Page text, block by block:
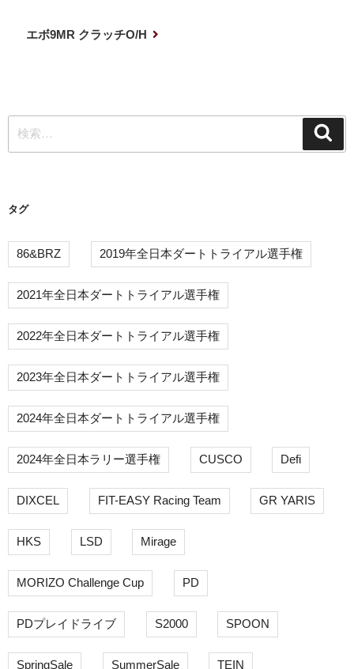
シ
ョ
エボ9MR クラッチO/H
索:
タグ
86&BRZ 2019年全日本ダートトライアル選手権
2021年全日本ダートトライアル選手権
2022年全日本ダートトライアル選手権
2023年全日本ダートトライアル選手権
2024年全日本ダートトライアル選手権
2024年全日本ラリー選手権 CUSCO Defi
DIXCEL FIT-EASY Racing Team GR YARIS
HKS LSD Mirage
MORIZO Challenge Cup PD
PDプレイドライブ S2000 SPOON
SpringSale SummerSale TEIN